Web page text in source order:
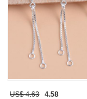
US$ 4.63 4.58